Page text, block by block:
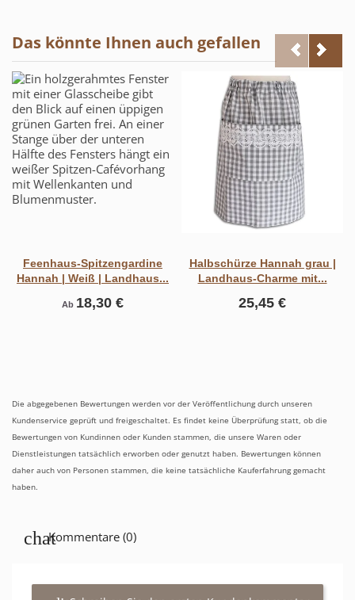
Das könnte Ihnen auch gefallen
Feenhaus-Spitzengardine
Hannah | Weiß | Landhaus...
Ab 18,30 €
Halbschürze Hannah grau |
Landhaus-Charme mit...
25,45 €
Die abgegebenen Bewertungen werden vor der Veröffentlichung durch unseren
Kundenservice geprüft und freigeschaltet. Es findet keine Überprüfung statt, ob die
Bewertungen von Kundinnen oder Kunden stammen, die unsere Waren oder
Dienstleistungen tatsächlich erworben oder genutzt haben. Bewertungen können
daher auch von Personen stammen, die keine tatsächliche Kauferfahrung gemacht
haben.
Kommentare (0)